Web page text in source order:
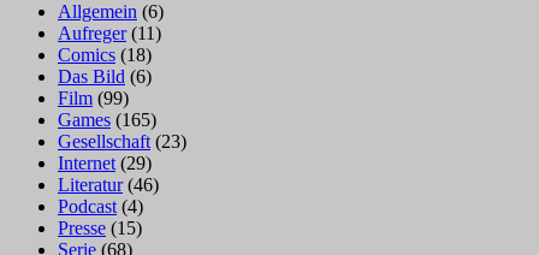
Allgemein (6)
Aufreger(11)
Comics (18)
Das Bild (6)
Film (99)
Games (165)
Gesellschaft(23)
Internet(29)
Literatur(46)
Podcast(4)
Presse (15)
Serie (68)